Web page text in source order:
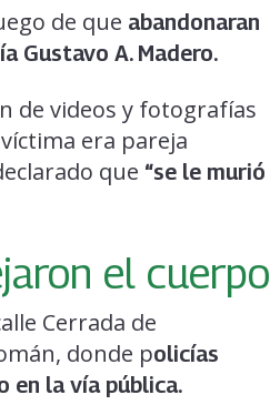
de que abandonaran
Gustavo A. Madero.
de videos y fotografías
era pareja
que “se le murió
el cuerpo
Cerrada de
donde policías
en la vía pública.